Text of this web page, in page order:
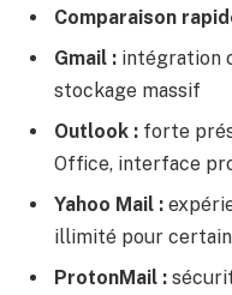
Comparaison
Gmail : intégration
stockage massif
Outlook : forte
Office, interface
Yahoo Mail :
illimité pour
ProtonMail :